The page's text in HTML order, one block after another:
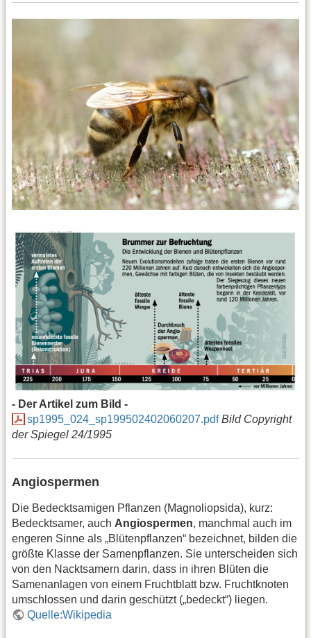
- Der Artikel zum Bild -
sp1995_024_sp199502402060207.pdf Bild Copyright
der Spiegel 24/1995
Angiospermen
Die Bedecktsamigen Pflanzen (Magnoliopsida), kurz:
Bedecktsamer, auch Angiospermen, manchmal auch im
engeren Sinne als „Blütenpflanzen“ bezeichnet, bilden die
größte Klasse der Samenpflanzen. Sie unterscheiden sich
von den Nacktsamern darin, dass in ihren Blüten die
Samenanlagen von einem Fruchtblatt bzw. Fruchtknoten
umschlossen und darin geschützt („bedeckt“) liegen.
Quelle:Wikipedia